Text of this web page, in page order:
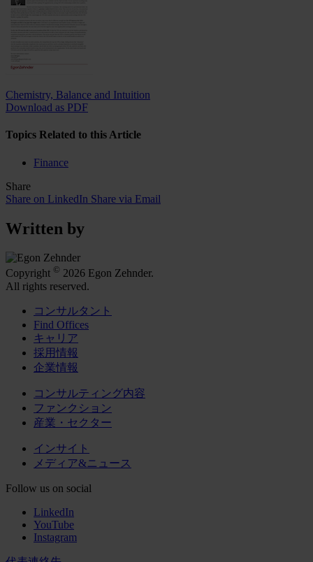
Chemistry, Balance and Intuition
Download as PDF
Topics Related to this Article
Finance
Share
Share on LinkedIn Share via Email
Written by
Copyright © 2026 Egon Zehnder.
All rights reserved.
コンサルタント
Find Offices
キャリア
採用情報
企業情報
コンサルティング内容
ファンクション
産業・セクター
インサイト
メディア&ニュース
Follow us on social
LinkedIn
YouTube
Instagram